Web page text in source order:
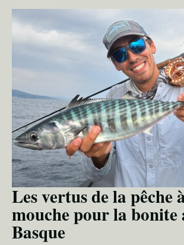
Les vertus de la pêche
mouche pour la bonite
Basque